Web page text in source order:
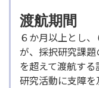
渡航期間
６か月以上とし
が、採択研究課
を超えて渡航す
研究活動に支障を